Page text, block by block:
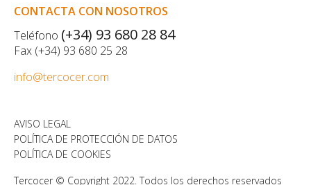
CONTACTA CON NOSOTROS
Teléfono (+34) 93 680 28 84
Fax (+34) 93 680 25 28
info@tercocer.com
AVISO LEGAL
POLÍTICA DE PROTECCIÓN DE DATOS
POLÍTICA DE COOKIES
Tercocer © Copyright 2022. Todos los derechos reservados